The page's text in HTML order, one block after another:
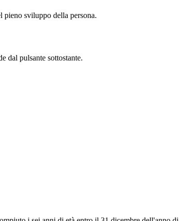
pieno sviluppo della persona.
dal pulsante sottostante.